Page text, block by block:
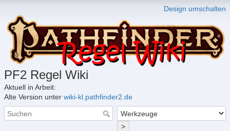
Design umschalten
PF2 Regel Wiki
Aktuell in Arbeit:
Alte Version unter wiki-kl.pathfinder2.de
>